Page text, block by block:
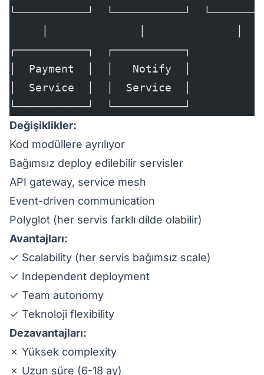
└───────────┘  └───────────┘
┌───────────┐  ┌───────────┐
│  Payment  │  │   Notify  │
│  Service  │  │  Service  │
└───────────┘  └───────────┘
Değişiklikler:
Kod modüllere ayrılıyor
Bağımsız deploy edilebilir servisler
API gateway, service mesh
Event-driven communication
Polyglot (her servis farklı dilde olabilir)
Avantajları:
✓ Scalability (her servis bağımsız scale)
✓ Independent deployment
✓ Team autonomy
✓ Teknoloji flexibility
Dezavantajları:
✗ Yüksek complexity
✗ Uzun süre (6-18 ay)